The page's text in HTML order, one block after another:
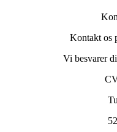
Kontakt os
Vi besvarer